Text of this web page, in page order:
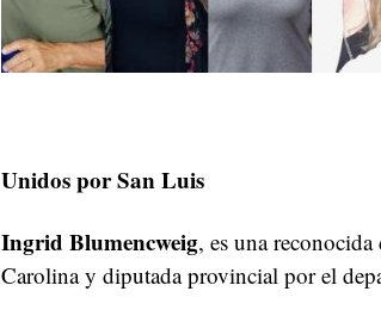
Unidos por San Luis
Ingrid Blumencweig, es una
Carolina y diputada provincial por el